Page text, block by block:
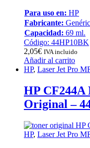
Para uso en: HP
Fabricante:
Capacidad: 69 ml.
Código: 44HP10BK
2,05€ IVA incluido
Añadir al carrito
HP, Laser Jet Pro
HP CF244A
Original –
HP, Laser Jet Pro